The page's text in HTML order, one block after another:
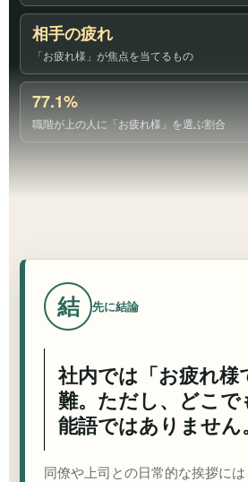
相手の疲れ
「お疲れ様」が焦点を当てるもの
77.1%
職階が上の人に「お疲れ様」を選ぶ割合
結 先に結論
社内では「お疲れ様
難。ただし、どこ
能語ではありません。
同僚や上司との日常的な挨拶には